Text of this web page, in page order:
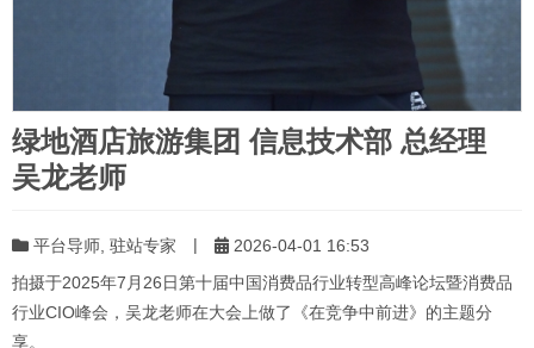
绿地酒店旅游集团 信息技术部 总经理
吴龙老师
平台导师 驻站专家 |
2026-04-01 16:53
拍摄于2025年7月26日第十届中国消费品行业转型高峰论坛暨消费品
行业CIO峰会，吴龙老师在大会上做了《在竞争中前进》的主题分
享。